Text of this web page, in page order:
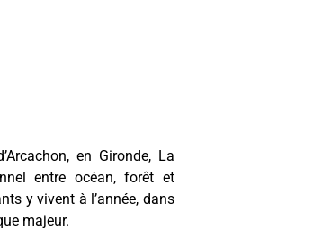
en Gironde, La
entre océan, forêt et
y vivent à l’année, dans
majeur.